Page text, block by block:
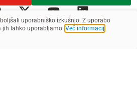
uporabniško izkušnjo. Z uporabo
jih lahko uporabljamo. Več informacij